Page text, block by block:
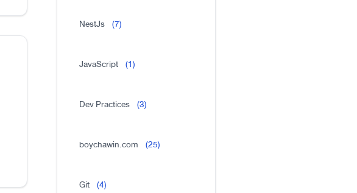
NestJs (7)
JavaScript (1)
Dev Practices (3)
boychawin.com (25)
Git (4)